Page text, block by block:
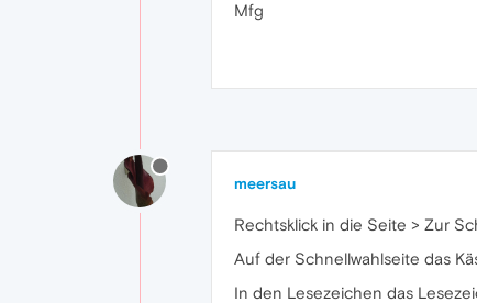
Mfg
meersau
Rechtsklick in die Seite > Zur
Auf der Schnellwahlseite das
In den Lesezeichen das